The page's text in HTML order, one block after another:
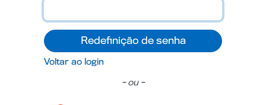
Redefinição de senha
Voltar ao login
- ou -